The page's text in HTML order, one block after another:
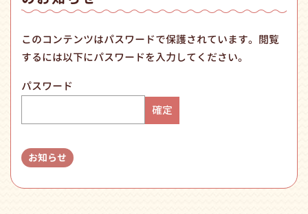
このコンテンツはパスワードで保護されています。閲覧
するには以下にパスワードを入力してください。
パスワード
お知らせ